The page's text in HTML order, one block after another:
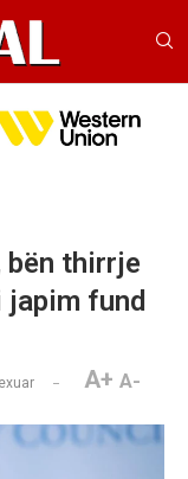
bën thirrje
japim fund
A+ A-